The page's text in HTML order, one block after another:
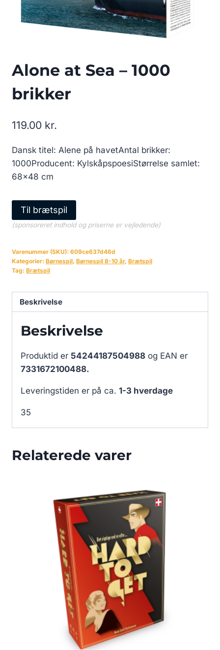
Alone at Sea – 1000
brikker
119.00 kr.
Dansk titel: Alene på havetAntal brikker:
1000Producent: KylskåpspoesiStørrelse samlet:
68×48 cm
Til brætspil
(sponsoreret indhold og priserne er vejledende)
Varenummer (SKU): 609ce637d46d
Kategorier: Børnespil, Børnespil 8-10 år, Brætspil
Tag: Brætspil
Beskrivelse
Beskrivelse
Produktid er 54244187504988 og EAN er
7331672100488.
Leveringstiden er på ca. 1-3 hverdage
35
Relaterede varer